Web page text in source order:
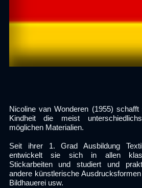
Nicoline van Wonderen (1955)
Kindheit die meist
möglichen Materialien.
Seit ihrer 1. Grad Ausbildung
entwickelt sie sich in allen
Stickarbeiten und studiert und
andere künstlerische
Bildhauerei usw.